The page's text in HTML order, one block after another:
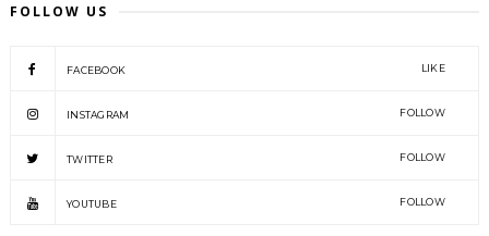
FOLLOW US
FACEBOOK LIKE
INSTAGRAM FOLLOW
TWITTER FOLLOW
YOUTUBE FOLLOW